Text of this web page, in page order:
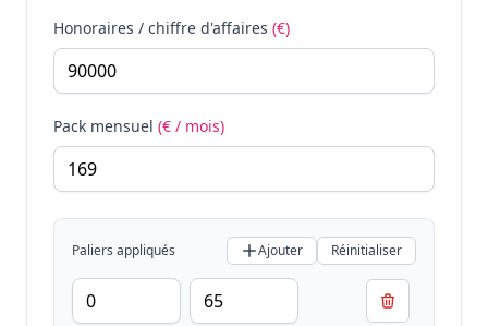
Honoraires / chiffre d'affaires (€)
Pack mensuel (€ / mois)
Paliers appliqués Ajouter Réinitialiser